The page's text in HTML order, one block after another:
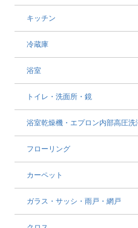
キッチン
冷蔵庫
浴室
トイレ・洗面所・鏡
浴室乾燥機・エプロン内部高圧洗
フローリング
カーペット
ガラス・サッシ・雨戸・網戸